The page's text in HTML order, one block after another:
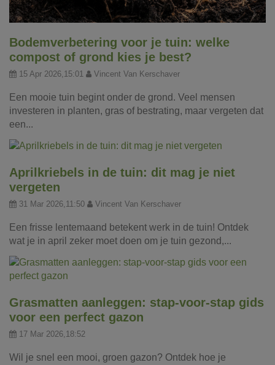
Bodemverbetering voor je tuin: welke
compost of grond kies je best?
15 Apr 2026,15:01 Vincent Van Kerschaver
Een mooie tuin begint onder de grond. Veel mensen
investeren in planten, gras of bestrating, maar vergeten dat
een...
Aprilkriebels in de tuin: dit mag je niet
vergeten
31 Mar 2026,11:50 Vincent Van Kerschaver
Een frisse lentemaand betekent werk in de tuin! Ontdek
wat je in april zeker moet doen om je tuin gezond,...
Grasmatten aanleggen: stap-voor-stap gids
voor een perfect gazon
17 Mar 2026,18:52
Wil je snel een mooi, groen gazon? Ontdek hoe je